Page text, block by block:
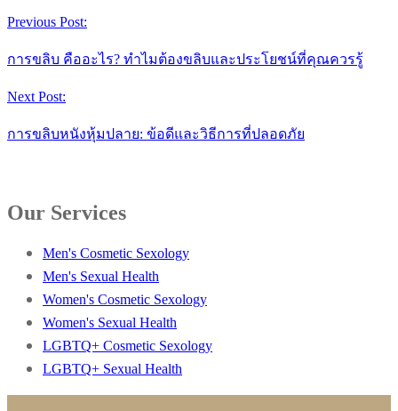
Previous Post:
การขลิบ คืออะไร? ทำไมต้องขลิบและประโยชน์ที่คุณควรรู้
Next Post:
การขลิบหนังหุ้มปลาย: ข้อดีและวิธีการที่ปลอดภัย
Our Services
Men's Cosmetic Sexology
Men's Sexual Health
Women's Cosmetic Sexology
Women's Sexual Health
LGBTQ+ Cosmetic Sexology
LGBTQ+ Sexual Health